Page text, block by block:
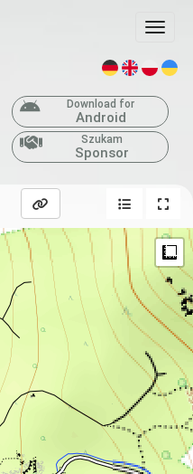
Download for
Android
Szukam
Sponsor